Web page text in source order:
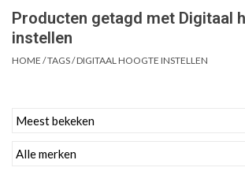
Producten getagd met Digitaal
instellen
HOME /TAGS/DIGITAAL HOOGTE INSTELLEN